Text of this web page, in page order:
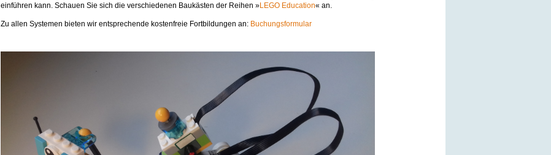
einführen kann. Schauen Sie sich die verschiedenen Baukästen der Reihen »LEGO Education« an.
Zu allen Systemen bieten wir entsprechende kostenfreie Fortbildungen an: Buchungsformular